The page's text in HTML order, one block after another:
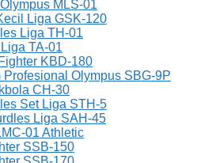
MLS-01
Liga GSK-120
Liga TH-01
TA-01
KBD-180
Olympus SBG-9P
CH-30
Set Liga STH-5
Liga SAH-45
01 Athletic
SSB-150